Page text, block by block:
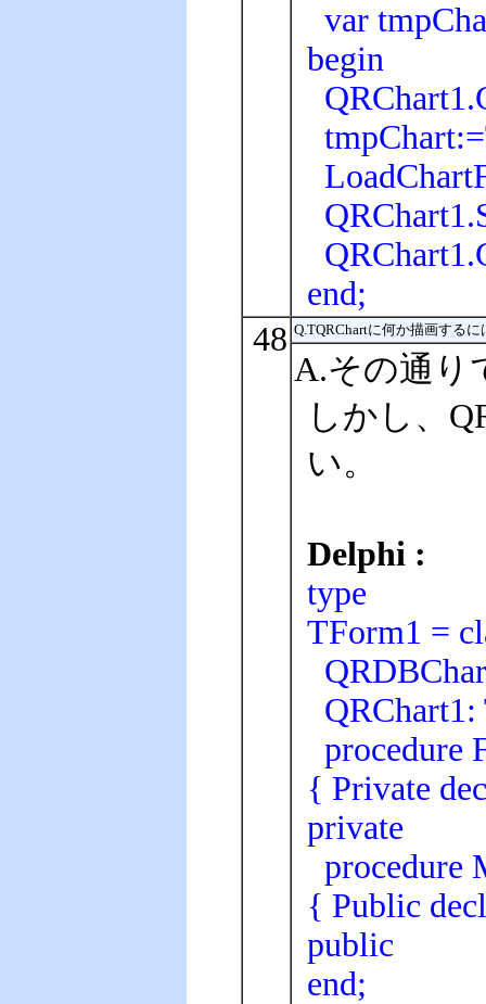
var
begin
end;
48 Q.TQRChartに何か描画する
A.その通り
しかし、
い。
Delphi :
type
TForm1 =
procedure
{ Private
private
procedure
{ Public
public
end;